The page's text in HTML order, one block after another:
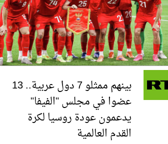
بينهم ممثلو 7 دول عربية.. 13
عضوا في مجلس "الفيفا"
يدعمون عودة روسيا لكرة
القدم العالمية